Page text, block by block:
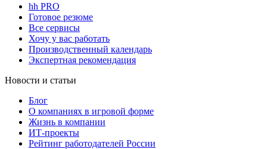
hh PRO
Готовое резюме
Все сервисы
Хочу у вас работать
Производственный календарь
Экспертная рекомендация
Новости и статьи
Блог
О компаниях в игровой форме
Жизнь в компании
ИТ-проекты
Рейтинг работодателей России